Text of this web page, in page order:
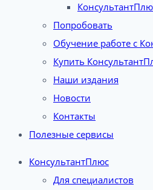
Попробовать
Обучение работе с
Купить
Наши издания
Новости
Контакты
Полезные сервисы
КонсультантПлюс
Для специалистов